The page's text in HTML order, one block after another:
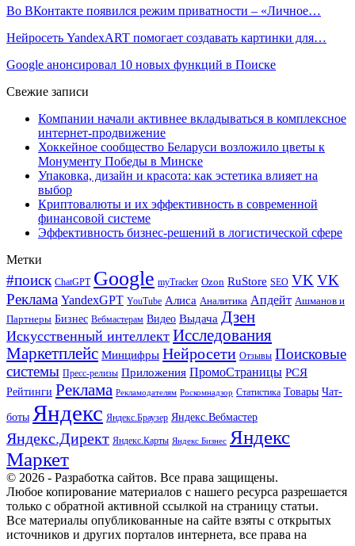
Во ВКонтакте появился режим приватности – «Личное…
Нейросеть YandexART помогает создавать картинки для…
Google анонсировал 10 новых функций в Поиске
Свежие записи
Компании начали активнее вкладываться в комплексное
интернет-продвижение
Хоккейное сообщество Беларуси возложило цветы к
Монументу Победы в Минске
Упаковка, дизайн и красота: как эстетика влияет на
выбор
Криптовалюты и их эффективность в современной
финансовой системе
Эффективность бизнес-решений в логистической сфере
Метки
#поиск ChatGPT Google myTracker Ozon RuStore SEO VK VK
Реклама YandexGPT YouTube Алиса Аналитика Апдейт Ашманов и
Партнеры Бизнес Вебмастерам Видео Выдача Дзен
Искусственный интеллект Исследования
Маркетплейс Минцифры Нейросети Отзывы Поисковые
системы Пресс-релизы Приложения ПромоСтраницы РСЯ
Рейтинги Реклама Рекламодателям Роскомнадзор Статистика Товары Чат-
боты Яндекс Яндекс.Браузер Яндекс.Вебмастер
Яндекс.Директ Яндекс.Карты Яндекс Бизнес Яндекс
Маркет
© 2026 - Разработка сайтов. Все права защищены.
Любое копирование материалов с нашего ресурса разрешается
только с обратной активной ссылкой на страницу статьи.
Все материалы опубликованные на сайте взяты с открытых
источников и других порталов интернета, все права на